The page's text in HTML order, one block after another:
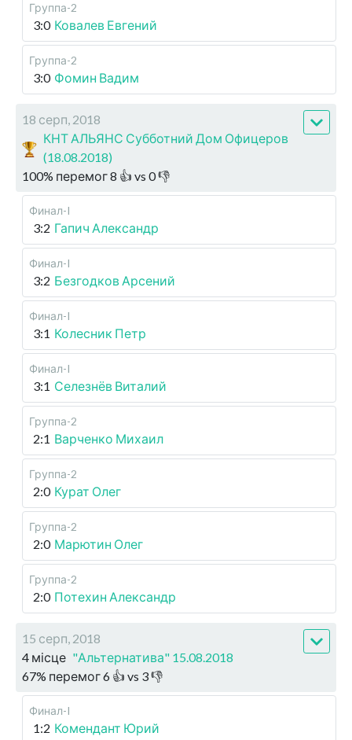
Группа-2
3:0 Ковалев Евгений
Группа-2
3:0 Фомин Вадим
18 серп, 2018
КНТ АЛЬЯНС Субботний Дом Офицеров
(18.08.2018)
100% перемог8 👍 vs 0👎
Финал-I
3:2 Гапич Александр
Финал-I
3:2 Безгодков Арсений
Финал-I
3:1 Колесник Петр
Финал-I
3:1 Селезнёв Виталий
Группа-2
2:1 Варченко Михаил
Группа-2
2:0 Курат Олег
Группа-2
2:0 Марютин Олег
Группа-2
2:0 Потехин Александр
15 серп, 2018
4 місце "Альтернатива" 15.08.2018
67% перемог6 👍 vs 3👎
Финал-I
1:2 Комендант Юрий